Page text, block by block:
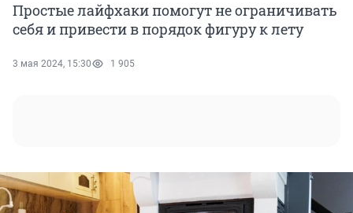
Простые лайфхаки помогут не ограничивать
себя и привести в порядок фигуру к лету
3 мая 2024, 15:30 1 905